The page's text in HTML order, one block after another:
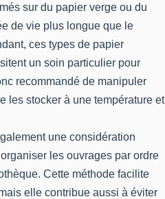
sur du papier verge ou du
de vie plus longue que le
ces types de papier
un soin particulier pour
recommandé de manipuler
les stocker à une température et
une considération
les ouvrages par ordre
Cette méthode facilite
elle contribue aussi à éviter